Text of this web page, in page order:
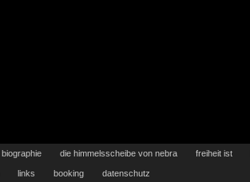
biographie die himmelsscheibe von nebra freiheit ist
links booking datenschutz